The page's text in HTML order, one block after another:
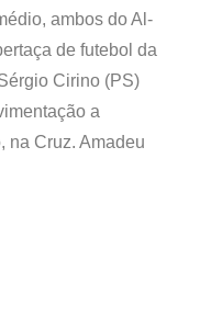
ambos do Al-
de futebol da
Cirino (PS)
a
na Cruz. Amadeu